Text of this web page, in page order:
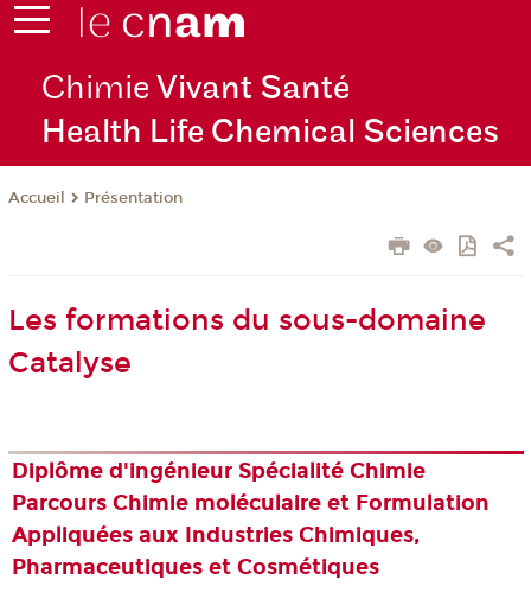
Chimie Vivant Santé
Health Life Chemical Sciences
Accueil Présentation
Les formations du sous-domaine
Catalyse
Diplôme d'ingénieur Spécialité Chimie
Parcours Chimie moléculaire et Formulation
Appliquées aux Industries Chimiques,
Pharmaceutiques et Cosmétiques